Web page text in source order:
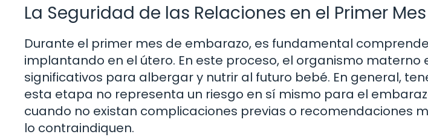
La Seguridad de las Relaciones en el Primer
Durante el primer mes de embarazo, es fundamental
implantando en el útero. En este proceso, el organismo
significativos para albergar y nutrir al futuro bebé. En general,
esta etapa no representa un riesgo en sí mismo para el
cuando no existan complicaciones previas o recomendaciones
lo contraindiquen.